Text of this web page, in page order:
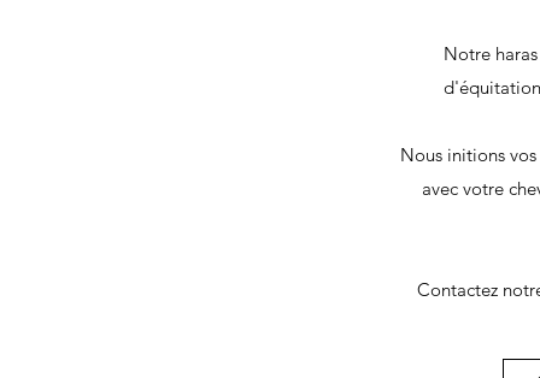
Notre
Nous initions
avec votre
Contactez